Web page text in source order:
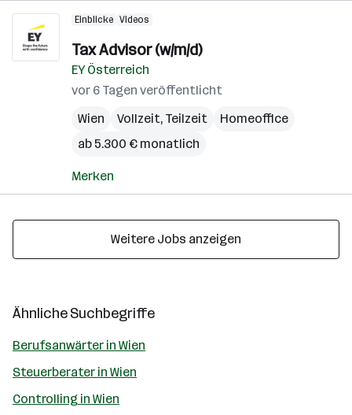
Einblicke Videos
Tax Advisor (w/m/d)
EY Österreich
vor 6 Tagen veröffentlicht
Wien
Vollzeit, Teilzeit
Homeoffice
ab 5.300 € monatlich
Merken
Weitere Jobs anzeigen
Ähnliche Suchbegriffe
Berufsanwärter in Wien
Steuerberater in Wien
Controlling in Wien